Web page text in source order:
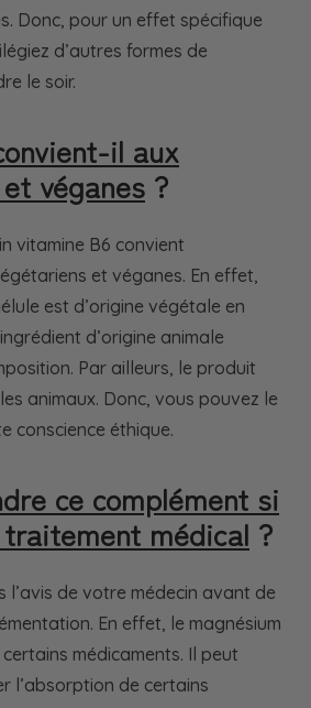
Donc, pour un effet spécifique
d’autres formes de
le soir.
il aux
véganes ?
vitamine B6 convient
et véganes. En effet,
est d’origine végétale en
d’origine animale
Par ailleurs, le produit
animaux. Donc, vous pouvez le
conscience éthique.
ce complément si
médical ?
l’avis de votre médecin avant de
En effet, le magnésium
médicaments. Il peut
l’absorption de certains